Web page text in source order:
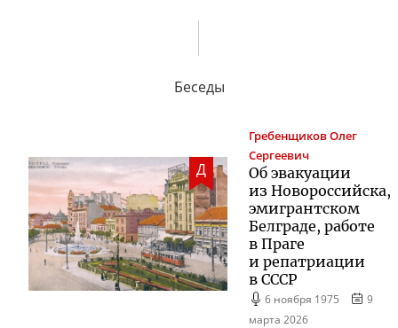
Беседы
Д
ГребенщиковОлег
Сергеевич
Об эвакуации
из Новороссийска,
эмигрантском
Белграде, работе
в Праге
и репатриации
в СССР
6 ноября 1975
9
марта 2026